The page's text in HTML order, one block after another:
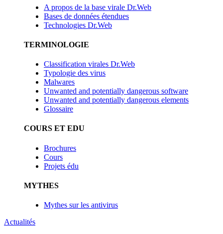
A propos de la base virale Dr.Web
Bases de données étendues
Technologies Dr.Web
TERMINOLOGIE
Classification virales Dr.Web
Typologie des virus
Malwares
Unwanted and potentially dangerous software
Unwanted and potentially dangerous elements
Glossaire
COURS ET EDU
Brochures
Cours
Projets édu
MYTHES
Mythes sur les antivirus
Actualités